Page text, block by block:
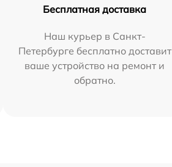
Бесплатная доставка
Наш курьер в Санкт-
Петербурге бесплатно доставит
ваше устройство на ремонт и
обратно.